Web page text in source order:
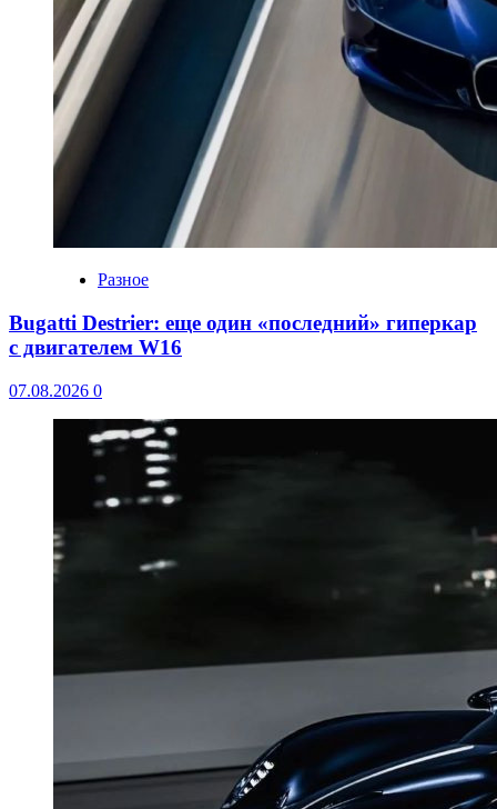
Разное
Bugatti Destrier: еще один «последний» гиперкар
с двигателем W16
07.08.2026 0